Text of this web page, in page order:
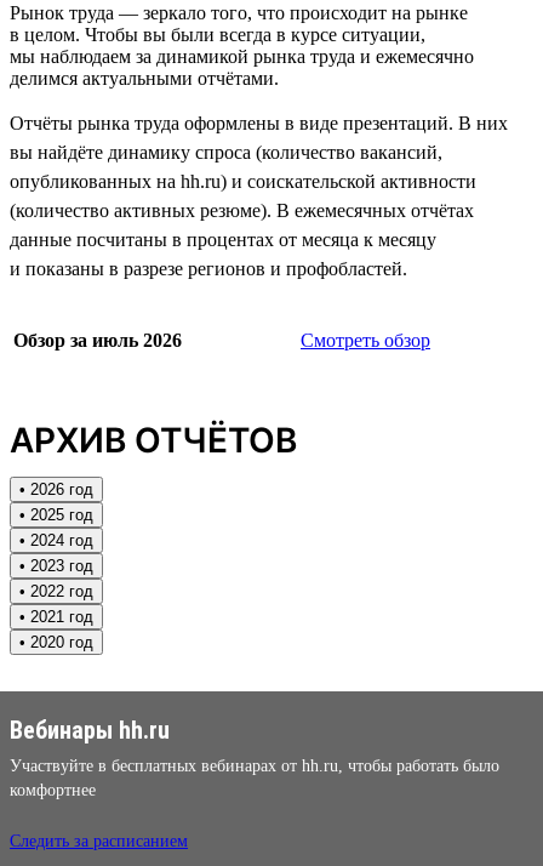
Рынок труда — зеркало того, что происходит на рынке
в целом. Чтобы вы были всегда в курсе ситуации,
мы наблюдаем за динамикой рынка труда и ежемесячно
делимся актуальными отчётами.
Отчёты рынка труда оформлены в виде презентаций. В них
вы найдёте динамику спроса (количество вакансий,
опубликованных на hh.ru) и соискательской активности
(количество активных резюме). В ежемесячных отчётах
данные посчитаны в процентах от месяца к месяцу
и показаны в разрезе регионов и профобластей.
Обзор за июль 2026 Смотреть обзор
АРХИВ ОТЧЁТОВ
• 2026 год
• 2025 год
• 2024 год
• 2023 год
• 2022 год
• 2021 год
• 2020 год
Вебинары hh.ru
Участвуйте в бесплатных вебинарах от hh.ru, чтобы работать было
комфортнее
Следить за расписанием